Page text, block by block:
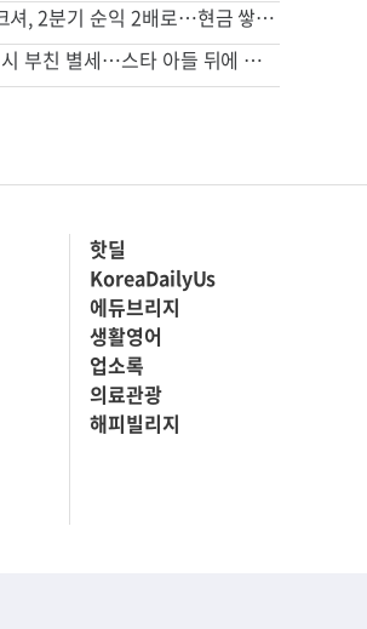
버핏 떠난 버크셔, 2분기 순익 2배로…현금 쌓기서 투자로 전환
'축구의 신' 메시 부친 별세…스타 아들 뒤에 선 조용한 조력자
핫딜
KoreaDailyUs
에듀브리지
생활영어
업소록
의료관광
해피빌리지